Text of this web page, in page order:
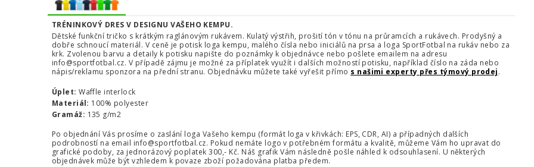
TRÉNINKOVÝ DRES V DESIGNU VAŠEHO KEMPU.
Dětské funkční tričko s krátkým raglánovým rukávem. Kulatý výstřih, prošití tón v tónu na průramcích a rukávech. Prodyšný a
dobře schnoucí materiál. V ceně je potisk loga kempu, malého čísla nebo iniciálů na prsa a loga SportFotbal na rukáv nebo za
krk. Zvolenou barvu a detaily k potisku napište do poznámky k objednávce nebo pošlete emailem na adresu
info@sportfotbal.cz. V případě zájmu je možné za příplatek využít i dalších možností potisku, například číslo na záda nebo
nápis/reklamu sponzora na přední stranu. Objednávku můžete také vyřešit přímo s našimi experty přes týmový prodej.
Úplet:Waffle interlock
Materiál: 100% polyester
Gramáž: 135 g/m2
Po objednání Vás prosíme o zaslání loga Vašeho kempu (formát loga v křivkách: EPS, CDR, AI) a případných dalších
podrobností na email info@sportfotbal.cz. Pokud nemáte logo v potřebném formátu a kvalitě, můžeme Vám ho upravat do
grafické podoby, za jednorázový poplatek 300,- Kč. Náš grafik Vám následně pošle náhled k odsouhlasení. U některých
objednávek může být vzhledem k povaze zboží požadována platba předem.